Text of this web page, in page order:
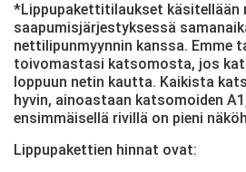
*Lippupakettitilaukset käsitellään
saapumisjärjestyksessä
nettilipunmyynnin kanssa. Emme
toivomastasi katsomosta, jos
loppuun netin kautta. Kaikista
hyvin, ainoastaan katsomoiden
ensimmäisellä rivillä on pieni
Lippupakettien hinnat ovat: